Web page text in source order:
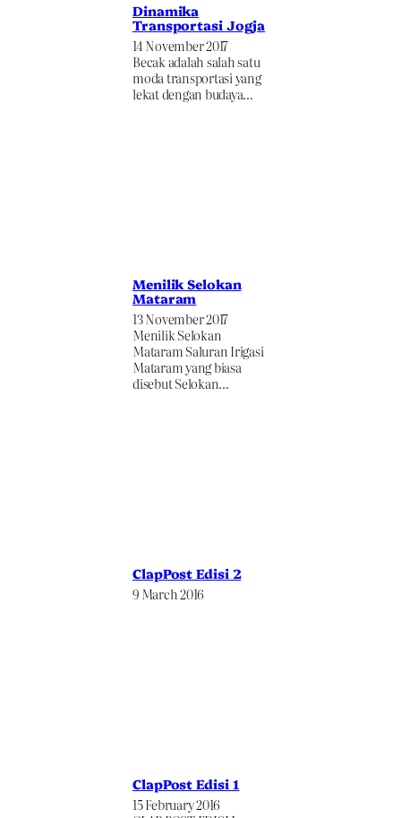
Dinamika
Transportasi Jogja
14 November 2017
Becak adalah salah satu
moda transportasi yang
lekat dengan budaya…
Menilik Selokan
Mataram
13 November 2017
Menilik Selokan
Mataram Saluran Irigasi
Mataram yang biasa
disebut Selokan…
ClapPost Edisi 2
9 March 2016
ClapPost Edisi 1
15 February 2016